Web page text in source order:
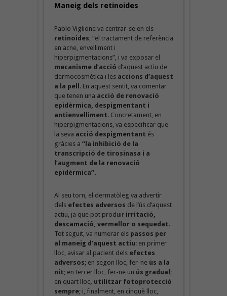
Maneig dels retinoides
Pablo Viglione va centrar-se en els
retinoides , “el tractament de referència
en acne, envelliment i
hiperpigmentacions”, i va exposar el
mecanisme d’acció d’aquest actiu de
dermocosmètica i les accions d’aquest
a la pell. En aquest sentit, va comentar
que tenen una acció de renovació
epidèrmica, despigmentant i
antienvelliment. Concretament, en
hiperpigmentacions, va especificar que
la seva acció despigmentant és
gràcies a “la inhibició de la
transcripció de tirosinasa i a
l’augment de la renovació
epidèrmica”.
Al seu torn, el dermatòleg va advertir
dels efectes adversos de l’ús d’aquest
actiu, ja que pot produir irritació,
descamació, vermellor o sequedat.
Tot seguit, va numerar els passos per
al maneig d’aquest actiu: en primer
lloc, avisar al pacient dels efectes
adversos; en segon lloc, fer-ne ús a la
nit; en tercer lloc, fer-ne un ús gradual;
en quart lloc , utilitzar fotoprotecció
sempre; i, finalment, en cinquè lloc,